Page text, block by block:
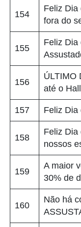
154
Feliz Dia
fora do
155
Feliz Dia
156
ÚLTIMO
até o
157 Feliz Dia
158
Feliz Dia
nossos
159
A maior
30% de
160
Não há